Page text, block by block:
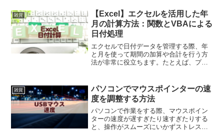
雑貨
【Excel】エクセルを活用した年
月の計算方法：関数とVBAによる
日付処理
エクセルで日付データを管理する際、年
と月を使って期間の加算や合計を行う方
法が非常に役立ちます。たとえば、プロ
は、エクセルで年月を用いた日付計算を
行う手順を、関数とVBAマ...
雑貨
パソコンでマウスポインターの速
度を調整する方法
パソコンで作業をする際、マウスポイン
ターの速度が遅すぎたり速すぎたりする
と、操作がスムーズにいかずストレスを